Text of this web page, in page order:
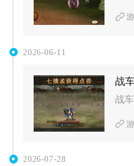
2026-06-11
2026-07-28